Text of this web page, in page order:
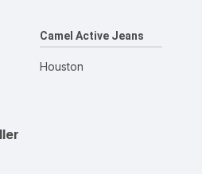
Camel Active Jeans
Houston